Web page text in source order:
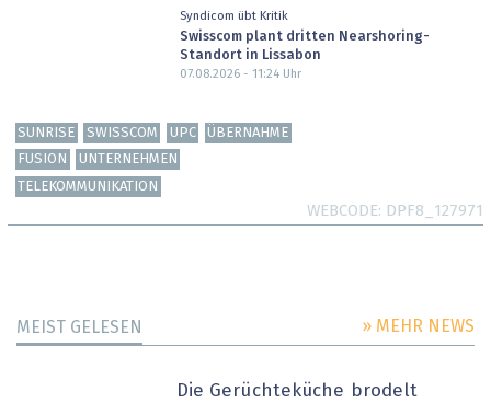
Syndicom übt Kritik
Swisscom plant dritten Nearshoring-
Standort in Lissabon
07.08.2026 - 11:24Uhr
SUNRISE SWISSCOM UPC
ÜBERNAHME
FUSION
UNTERNEHMEN
TELEKOMMUNIKATION
WEBCODE DPF8_127971
MEIST GELESEN » MEHR NEWS
Die Gerüchteküche brodelt